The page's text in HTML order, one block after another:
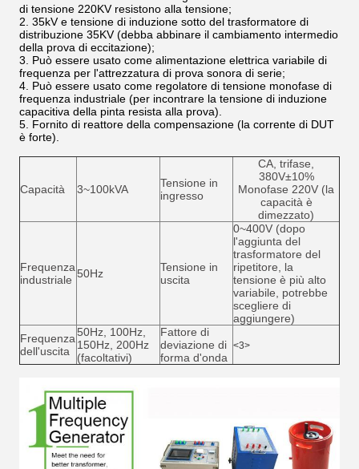
di tensione 220KV resistono alla tensione;
2. 35kV e tensione di induzione sotto del trasformatore di
distribuzione 35KV (debba abbinare il cambiamento intermedio
della prova di eccitazione);
3. Può essere usato come alimentazione elettrica variabile di
frequenza per l'attrezzatura di prova sonora di serie;
4. Può essere usato come regolatore di tensione monofase di
frequenza industriale (per incontrare la tensione di induzione
capacitiva della pinta resista alla prova).
5. Fornito di reattore della compensazione (la corrente di DUT
è forte).
Capacità 3~100kVA
Tensione in
ingresso
CA, trifase,
380V±10%
Monofase 220V (la
capacità è
dimezzato)
Frequenza
industriale 50Hz
Tensione in
uscita
0~400V (dopo
l'aggiunta del
trasformatore del
ripetitore, la
tensione è più alto
variabile, potrebbe
scegliere di
aggiungere)
Frequenza
dell'uscita
50Hz, 100Hz,
150Hz, 200Hz
(facoltativi)
Fattore di
deviazione di
forma d'onda
<3>